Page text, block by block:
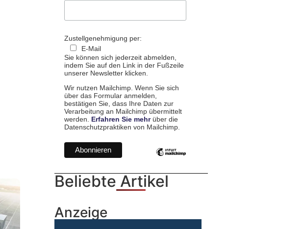
Zustellgenehmigung per:
E-Mail
Sie können sich jederzeit abmelden,
indem Sie auf den Link in der Fußzeile
unserer Newsletter klicken.
Wir nutzen Mailchimp. Wenn Sie sich
über das Formular anmelden,
bestätigen Sie, dass Ihre Daten zur
Verarbeitung an Mailchimp übermittelt
werden. Erfahren Sie mehrüber die
Datenschutzpraktiken von Mailchimp.
Beliebte Artikel
Anzeige